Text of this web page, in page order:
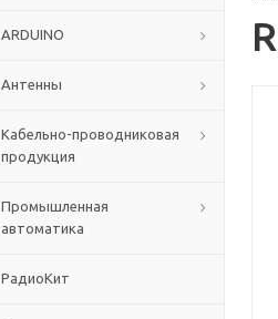
ARDUINO
Антенны
Кабельно-проводниковая
продукция
Промышленная
автоматика
РадиоКит